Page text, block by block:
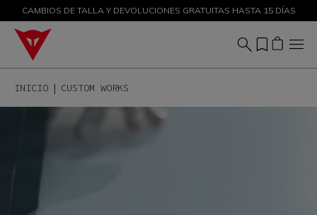
DESCUENTOS DE HASTA EL 50 % – ¡COMPRA AHORA
CAMBIOS DE TALLA Y DEVOLUCIONES GRATUITAS HASTA 15 DÍAS
INICIO CUSTOM WORKS